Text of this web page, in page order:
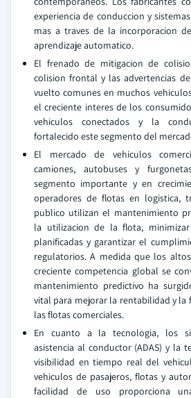
experiencia de conduccion y
mas a traves de la incorporacion
aprendizaje automatico.
El frenado de mitigacion de
colision frontal y las advertencias
vuelto comunes en muchos
el creciente interes de los
vehiculos conectados y la
fortalecido este segmento del
El mercado de vehiculos
camiones, autobuses y
segmento importante y en
operadores de flotas en logistica,
publico utilizan el mantenimiento
la utilizacion de la flota,
planificadas y garantizar el
regulatorios. A medida que los
creciente competencia global se
mantenimiento predictivo ha
vital para mejorar la rentabilidad y la
las flotas comerciales.
En cuanto a la tecnologia, los
asistencia al conductor (ADAS) y la
visibilidad en tiempo real del
vehiculos de pasajeros, flotas y
facilidad de uso proporciona